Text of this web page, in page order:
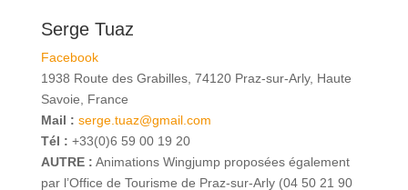
Serge Tuaz
Facebook
1938 Route des Grabilles, 74120 Praz-sur-Arly, Haute
Savoie, France
Mail : serge.tuaz@gmail.com
Tél : +33(0)6 59 00 19 20
AUTRE : Animations Wingjump proposées également
par l’Office de Tourisme de Praz-sur-Arly (04 50 21 90